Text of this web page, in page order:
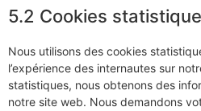
5.2 Cookies
Nous utilisons des cookies
l’expérience des internautes sur
statistiques, nous obtenons des
notre site web. Nous demandons